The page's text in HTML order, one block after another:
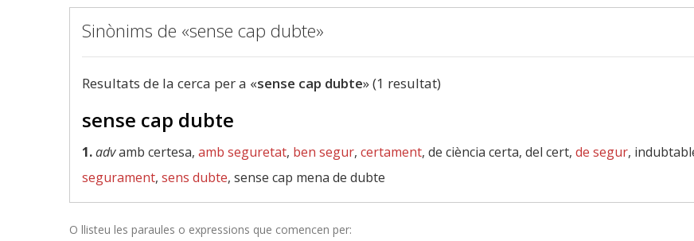
Sinònims de «sense cap dubte»
Resultats de la cerca per a «sense cap dubte» (1 resultat)
sense cap dubte
1.advamb certesa, amb seguretat, ben segur, certament, de ciència certa, del cert, de segur,
segurament, sens dubte, sense cap mena de dubte
O llisteu les paraules o expressions que comencen per: